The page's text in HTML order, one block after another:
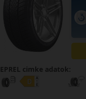
EPREL cimke adatok: